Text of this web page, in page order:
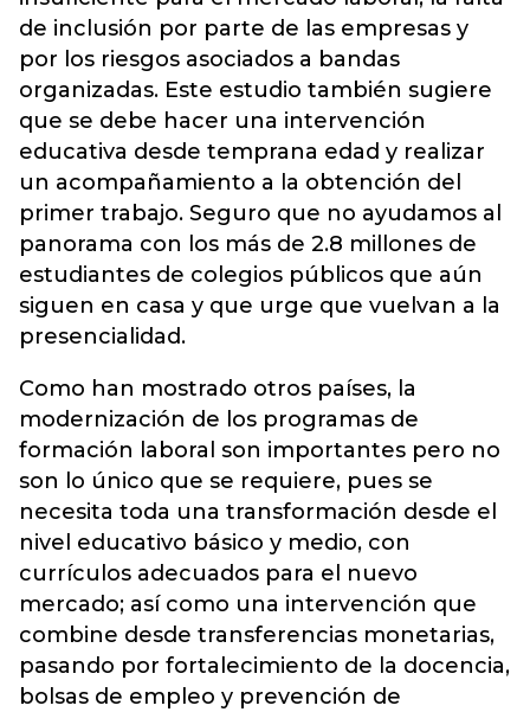
de inclusión por parte de las empresas y
por los riesgos asociados a bandas
organizadas. Este estudio también sugiere
que se debe hacer una intervención
educativa desde temprana edad y realizar
un acompañamiento a la obtención del
primer trabajo. Seguro que no ayudamos al
panorama con los más de 2.8 millones de
estudiantes de colegios públicos que aún
siguen en casa y que urge que vuelvan a la
presencialidad.
Como han mostrado otros países, la
modernización de los programas de
formación laboral son importantes pero no
son lo único que se requiere, pues se
necesita toda una transformación desde el
nivel educativo básico y medio, con
currículos adecuados para el nuevo
mercado; así como una intervención que
combine desde transferencias monetarias,
pasando por fortalecimiento de la docencia,
bolsas de empleo y prevención de